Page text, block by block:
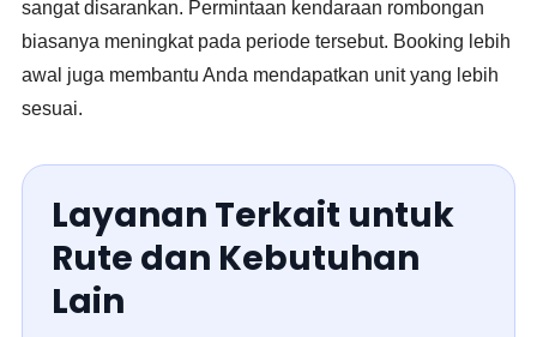
sangat disarankan. Permintaan kendaraan rombongan
biasanya meningkat pada periode tersebut. Booking lebih
awal juga membantu Anda mendapatkan unit yang lebih
sesuai.
Layanan Terkait untuk
Rute dan Kebutuhan
Lain